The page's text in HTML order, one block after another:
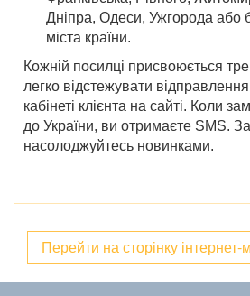
Дніпра, Одеси, Ужгорода або
міста країни.
Кожній посилці присвоюється
легко відстежувати
кабінеті клієнта на сайті. Коли
до України, ви отримаєте SMS.
насолоджуйтесь новинками.
Перейти на сторінку інтернет-